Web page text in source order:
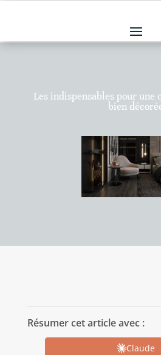
Les indispensables pour une
bien
Résumer cet article avec :
Claude